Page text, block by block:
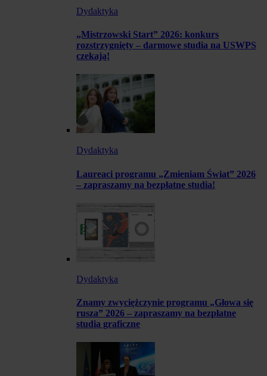
Dydaktyka
„Mistrzowski Start” 2026: konkurs
rozstrzygnięty – darmowe studia na USWPS
czekają!
Dydaktyka
Laureaci programu „Zmieniam Świat” 2026
– zapraszamy na bezpłatne studia!
Dydaktyka
Znamy zwyciężczynie programu „Głowa się
rusza” 2026 – zapraszamy na bezpłatne
studia graficzne